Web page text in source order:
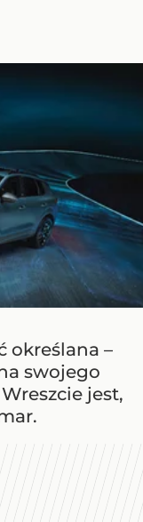
określana –
swojego
jest,